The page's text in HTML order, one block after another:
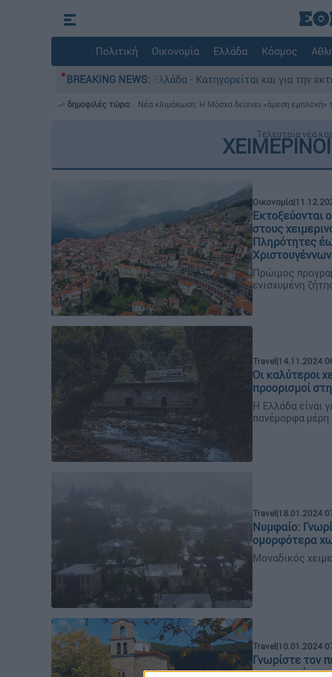
Πολιτική Οικονομία Ελλάδα Κόσμος
BREAKING NEWS:
στην Ελλάδα - Κατηγορείται και για την εκτέλεση
δημοφιλές τώρα: Νέα κλιμάκωση: Η Μόσχα δείχνει «άμεση
Τελευταία νέα
Οικονομία|
Εκτοξεύονται
στους
Πληρότητες
Χριστουγέννων
Πρώιμος
ενισχυμένη
Travel|14.11.2024
Οι καλύτεροι
προορισμοί
Η Ελλάδα είναι
πανέμορφα μέρη
Travel|18.01.2024
Νυμφαίο:
ομορφότερα
Μοναδικός
Travel|10.01.2024
Γνωρίστε τον
προορισμό